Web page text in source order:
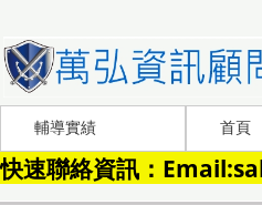
輔導實績 首頁
快速聯絡資訊：